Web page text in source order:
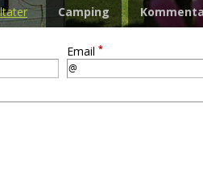
Camping
Email *